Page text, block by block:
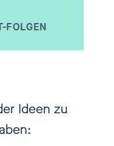
die
FOLGEN
Ideen zu